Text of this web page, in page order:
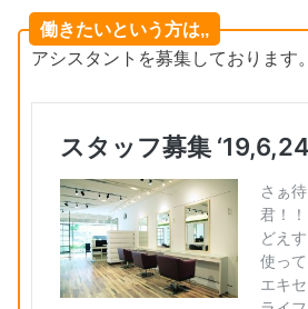
働きたいという方は,,
アシスタントを募集しております。